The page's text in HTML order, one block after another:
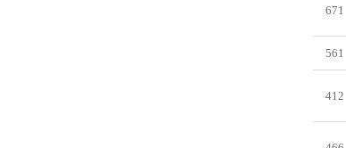
671
561
412